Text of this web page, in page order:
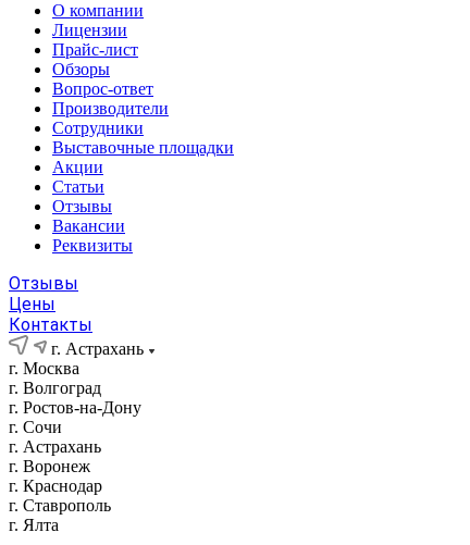
О компании
Лицензии
Прайс-лист
Обзоры
Вопрос-ответ
Производители
Сотрудники
Выставочные площадки
Акции
Статьи
Отзывы
Вакансии
Реквизиты
Отзывы
Цены
Контакты
г. Астрахань
г. Москва
г. Волгоград
г. Ростов-на-Дону
г. Сочи
г. Астрахань
г. Воронеж
г. Краснодар
г. Ставрополь
г. Ялта